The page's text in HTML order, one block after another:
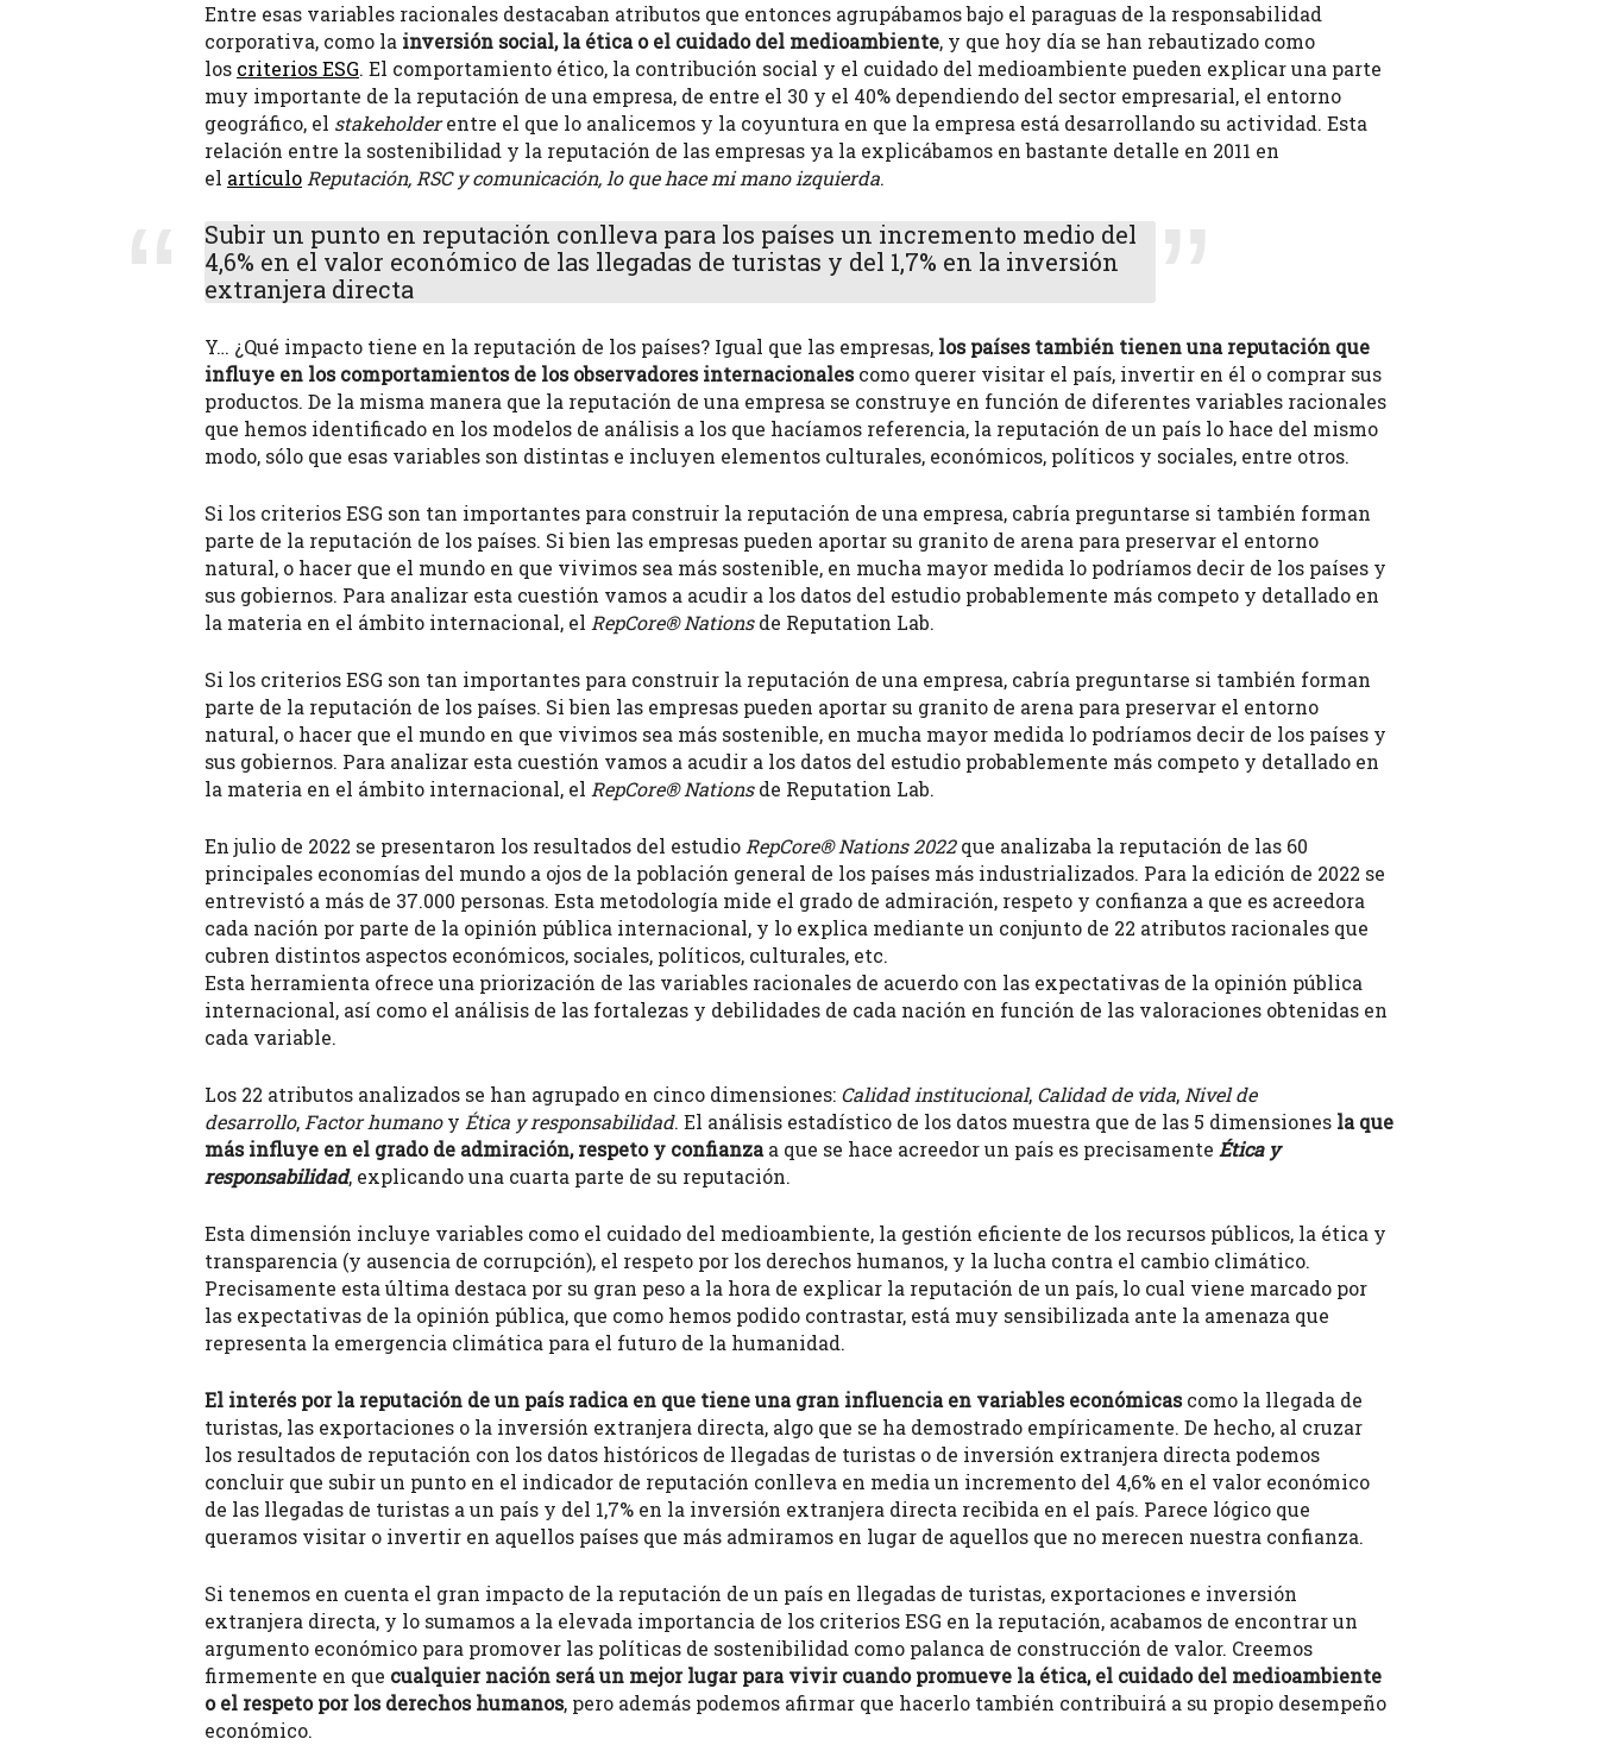
Entre esas variables racionales destacaban atributos que entonces agrupábamos bajo el paraguas de la responsabilidad
corporativa, como la inversión social, la ética o el cuidado del medioambiente, y que hoy día se han rebautizado como
los criterios ESG. El comportamiento ético, la contribución social y el cuidado del medioambiente pueden explicar una parte
muy importante de la reputación de una empresa, de entre el 30 y el 40% dependiendo del sector empresarial, el entorno
geográfico, el stakeholderentre el que lo analicemos y la coyuntura en que la empresa está desarrollando su actividad. Esta
relación entre la sostenibilidad y la reputación de las empresas ya la explicábamos en bastante detalle en 2011 en
el artículo Reputación, RSC y comunicación, lo que hace mi mano izquierda.
Subir un punto en reputación conlleva para los países un incremento medio del
4,6% en el valor económico de las llegadas de turistas y del 1,7% en la inversión
extranjera directa
Y… ¿Qué impacto tiene en la reputación de los países? Igual que las empresas, los países también tienen una reputación que
influye en los comportamientos de los observadores internacionalescomo querer visitar el país, invertir en él o comprar sus
productos. De la misma manera que la reputación de una empresa se construye en función de diferentes variables racionales
que hemos identificado en los modelos de análisis a los que hacíamos referencia, la reputación de un país lo hace del mismo
modo, sólo que esas variables son distintas e incluyen elementos culturales, económicos, políticos y sociales, entre otros.
Si los criterios ESG son tan importantes para construir la reputación de una empresa, cabría preguntarse si también forman
parte de la reputación de los países. Si bien las empresas pueden aportar su granito de arena para preservar el entorno
natural, o hacer que el mundo en que vivimos sea más sostenible, en mucha mayor medida lo podríamos decir de los países y
sus gobiernos. Para analizar esta cuestión vamos a acudir a los datos del estudio probablemente más competo y detallado en
la materia en el ámbito internacional, el RepCore® Nationsde Reputation Lab.
Si los criterios ESG son tan importantes para construir la reputación de una empresa, cabría preguntarse si también forman
parte de la reputación de los países. Si bien las empresas pueden aportar su granito de arena para preservar el entorno
natural, o hacer que el mundo en que vivimos sea más sostenible, en mucha mayor medida lo podríamos decir de los países y
sus gobiernos. Para analizar esta cuestión vamos a acudir a los datos del estudio probablemente más competo y detallado en
la materia en el ámbito internacional, el RepCore® Nationsde Reputation Lab.
En julio de 2022 se presentaron los resultados del estudio RepCore® Nations 2022que analizaba la reputación de las 60
principales economías del mundo a ojos de la población general de los países más industrializados. Para la edición de 2022 se
entrevistó a más de 37.000 personas. Esta metodología mide el grado de admiración, respeto y confianza a que es acreedora
cada nación por parte de la opinión pública internacional, y lo explica mediante un conjunto de 22 atributos racionales que
cubren distintos aspectos económicos, sociales, políticos, culturales, etc.
Esta herramienta ofrece una priorización de las variables racionales de acuerdo con las expectativas de la opinión pública
internacional, así como el análisis de las fortalezas y debilidades de cada nación en función de las valoraciones obtenidas en
cada variable.
Los 22 atributos analizados se han agrupado en cinco dimensiones: Calidad institucional, Calidad de vida, Nivel de
desarrollo, Factor humanoy Ética y responsabilidad. El análisis estadístico de los datos muestra que de las 5 dimensiones la que
más influye en el grado de admiración, respeto y confianzaa que se hace acreedor un país es precisamente Ética y
responsabilidad, explicando una cuarta parte de su reputación.
Esta dimensión incluye variables como el cuidado del medioambiente, la gestión eficiente de los recursos públicos, la ética y
transparencia (y ausencia de corrupción), el respeto por los derechos humanos, y la lucha contra el cambio climático.
Precisamente esta última destaca por su gran peso a la hora de explicar la reputación de un país, lo cual viene marcado por
las expectativas de la opinión pública, que como hemos podido contrastar, está muy sensibilizada ante la amenaza que
representa la emergencia climática para el futuro de la humanidad.
El interés por la reputación de un país radica en que tiene una gran influencia en variables económicascomo la llegada de
turistas, las exportaciones o la inversión extranjera directa, algo que se ha demostrado empíricamente. De hecho, al cruzar
los resultados de reputación con los datos históricos de llegadas de turistas o de inversión extranjera directa podemos
concluir que subir un punto en el indicador de reputación conlleva en media un incremento del 4,6% en el valor económico
de las llegadas de turistas a un país y del 1,7% en la inversión extranjera directa recibida en el país. Parece lógico que
queramos visitar o invertir en aquellos países que más admiramos en lugar de aquellos que no merecen nuestra confianza.
Si tenemos en cuenta el gran impacto de la reputación de un país en llegadas de turistas, exportaciones e inversión
extranjera directa, y lo sumamos a la elevada importancia de los criterios ESG en la reputación, acabamos de encontrar un
argumento económico para promover las políticas de sostenibilidad como palanca de construcción de valor. Creemos
firmemente en que cualquier nación será un mejor lugar para vivir cuando promueve la ética, el cuidado del medioambiente
o el respeto por los derechos humanos, pero además podemos afirmar que hacerlo también contribuirá a su propio desempeño
económico.